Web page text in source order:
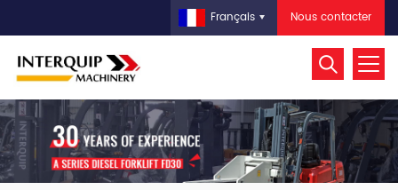
Nous contacter
Français